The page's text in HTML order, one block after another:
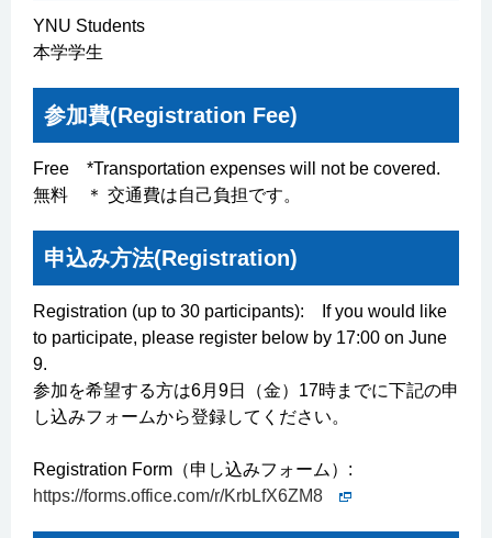
YNU Students
本学学生
参加費(Registration Fee)
Free *Transportation expenses will not be covered.
無料 ＊ 交通費は自己負担です。
申込み方法(Registration)
Registration (up to 30 participants): If you would like
to participate, please register below by 17:00 on June
9.
参加を希望する方は6月9日（金）17時までに下記の申
し込みフォームから登録してください。
Registration Form（申し込みフォーム）:
https://forms.office.com/r/KrbLfX6ZM8